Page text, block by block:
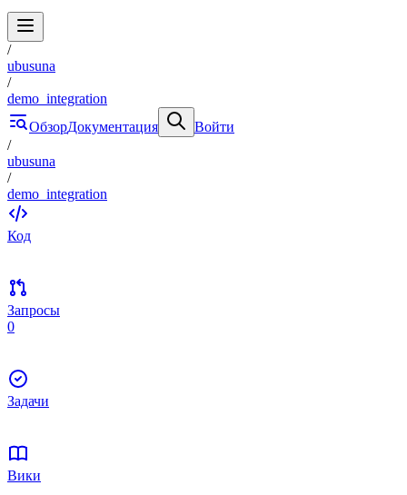
/
ubusuna
/
demo_integration
ОбзорДокументация
Войти
/
ubusuna
/
demo_integration
Код
Запросы
0
Задачи
Вики